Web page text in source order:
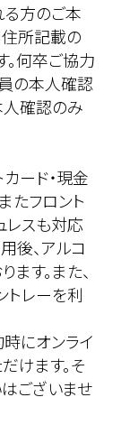
方のご本
所記載の
。何卒ご協力
員の本人確認
人確認のみ
ード・現金
たフロント
レスも対応
後、アルコ
す。また、
トレーを利
にオンライ
けます。そ
ございませ